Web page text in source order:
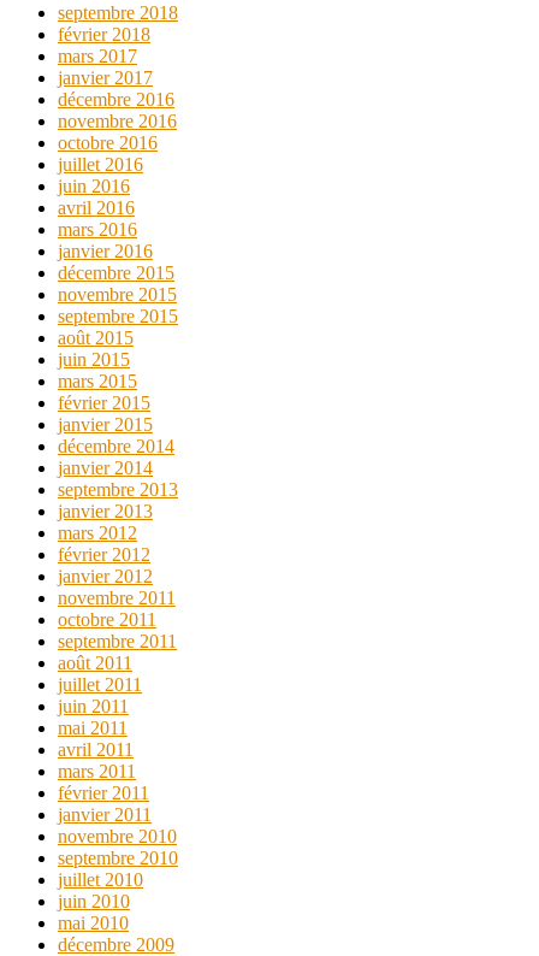
septembre 2018
février 2018
mars 2017
janvier 2017
décembre 2016
novembre 2016
octobre 2016
juillet 2016
juin 2016
avril 2016
mars 2016
janvier 2016
décembre 2015
novembre 2015
septembre 2015
août 2015
juin 2015
mars 2015
février 2015
janvier 2015
décembre 2014
janvier 2014
septembre 2013
janvier 2013
mars 2012
février 2012
janvier 2012
novembre 2011
octobre 2011
septembre 2011
août 2011
juillet 2011
juin 2011
mai 2011
avril 2011
mars 2011
février 2011
janvier 2011
novembre 2010
septembre 2010
juillet 2010
juin 2010
mai 2010
décembre 2009